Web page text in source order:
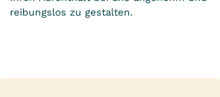
reibungslos zu gestalten.